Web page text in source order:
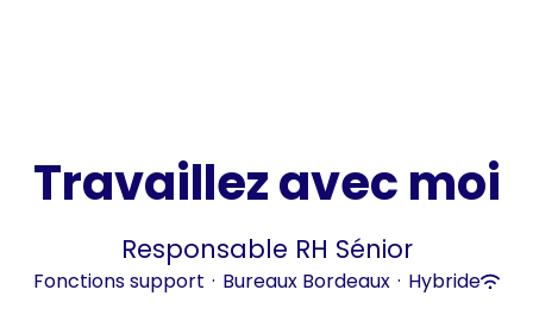
Travaillez avec moi
Responsable RH Sénior
Fonctions support · Bureaux Bordeaux · Hybride